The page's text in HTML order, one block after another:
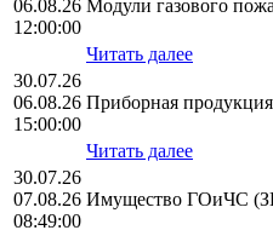
06.08.26
12:00:00
Модули газового
Читать далее
30.07.26
06.08.26
15:00:00
Приборная
Читать далее
30.07.26
07.08.26
08:49:00
Имущество ГОиЧС